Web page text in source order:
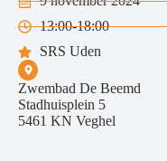
13:00-18:00
SRS Uden
Zwembad De Beemd
Stadhuisplein 5
5461 KN Veghel